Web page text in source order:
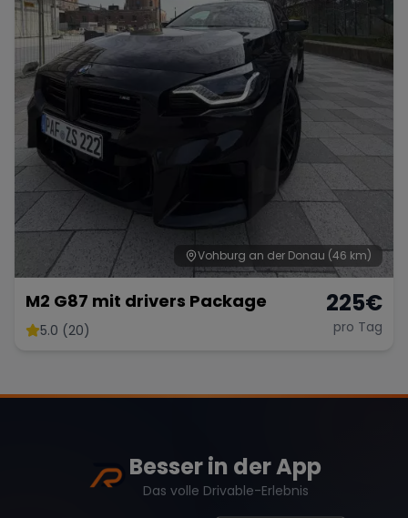
Vohburg an der Donau (46 km)
M2 G87 mit drivers Package
5.0 (20)
225€
pro Tag
Besser in der App
Das volle Drivable-Erlebnis